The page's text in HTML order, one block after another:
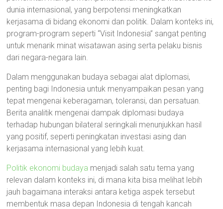
dunia internasional, yang berpotensi meningkatkan
kerjasama di bidang ekonomi dan politik. Dalam konteks ini,
program-program seperti “Visit Indonesia” sangat penting
untuk menarik minat wisatawan asing serta pelaku bisnis
dari negara-negara lain.
Dalam menggunakan budaya sebagai alat diplomasi,
penting bagi Indonesia untuk menyampaikan pesan yang
tepat mengenai keberagaman, toleransi, dan persatuan.
Berita analitik mengenai dampak diplomasi budaya
terhadap hubungan bilateral seringkali menunjukkan hasil
yang positif, seperti peningkatan investasi asing dan
kerjasama internasional yang lebih kuat.
Politik ekonomi budaya menjadi salah satu tema yang
relevan dalam konteks ini, di mana kita bisa melihat lebih
jauh bagaimana interaksi antara ketiga aspek tersebut
membentuk masa depan Indonesia di tengah kancah